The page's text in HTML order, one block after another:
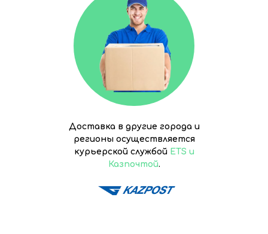
Доставка в другие города и
регионы осуществляется
курьерской службой ETS и
Казпочтой.